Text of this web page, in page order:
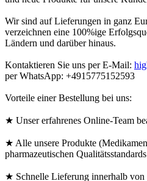
Wir sind auf Lieferungen in ganz
verzeichnen eine 100%ige
Ländern und darüber hinaus.
Kontaktieren Sie uns per E-Mail:
per WhatsApp: +4915775152593
Vorteile einer Bestellung bei uns:
★ Unser erfahrenes Online-Team
★ Alle unsere Produkte
pharmazeutischen
★ Schnelle Lieferung innerhalb von